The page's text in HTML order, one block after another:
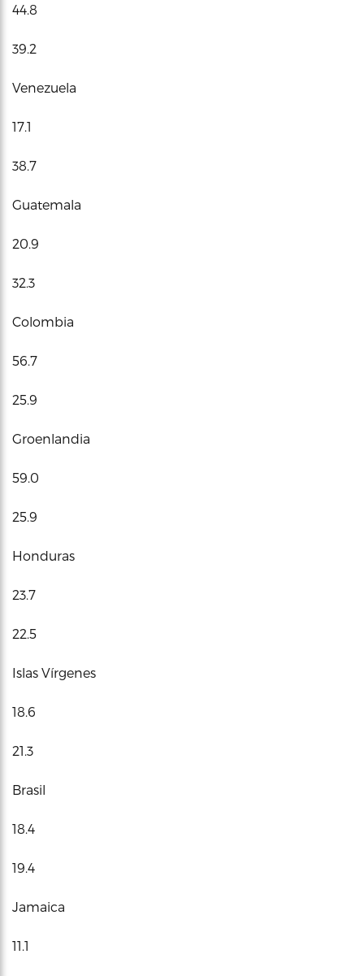
44.8
39.2
Venezuela
17.1
38.7
Guatemala
20.9
32.3
Colombia
56.7
25.9
Groenlandia
59.0
25.9
Honduras
23.7
22.5
Islas Vírgenes
18.6
21.3
Brasil
18.4
19.4
Jamaica
11.1